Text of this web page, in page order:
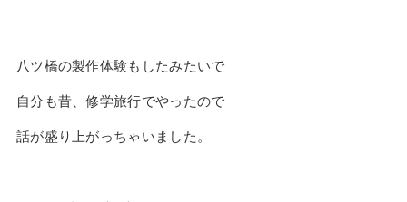
八ツ橋の製作体験もしたみたいで
自分も昔、修学旅行でやったので
話が盛り上がっちゃいました。